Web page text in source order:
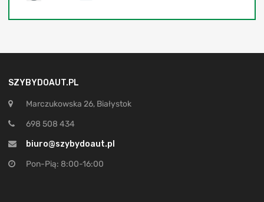
SZYBYDOAUT.PL
Marczukowska 26, Białystok
698 508 434
biuro@szybydoaut.pl
Pon-Pią: 8:00-16:00